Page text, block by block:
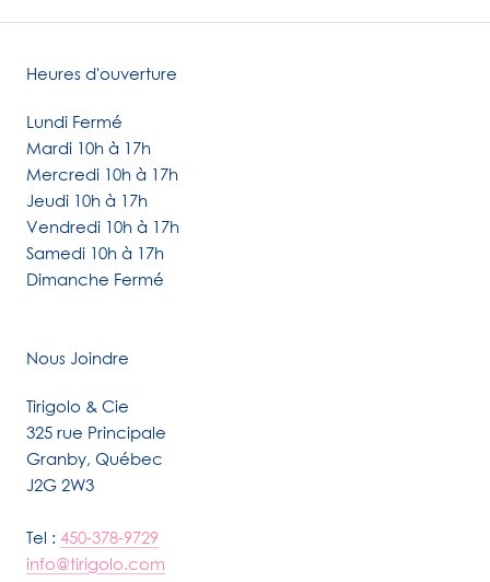
Heures d'ouverture
Lundi Fermé
Mardi 10h à 17h
Mercredi 10h à 17h
Jeudi 10h à 17h
Vendredi 10h à 17h
Samedi 10h à 17h
Dimanche Fermé
Nous Joindre
Tirigolo & Cie
325 rue Principale
Granby, Québec
J2G 2W3
Tel : 450-378-9729
info@tirigolo.com